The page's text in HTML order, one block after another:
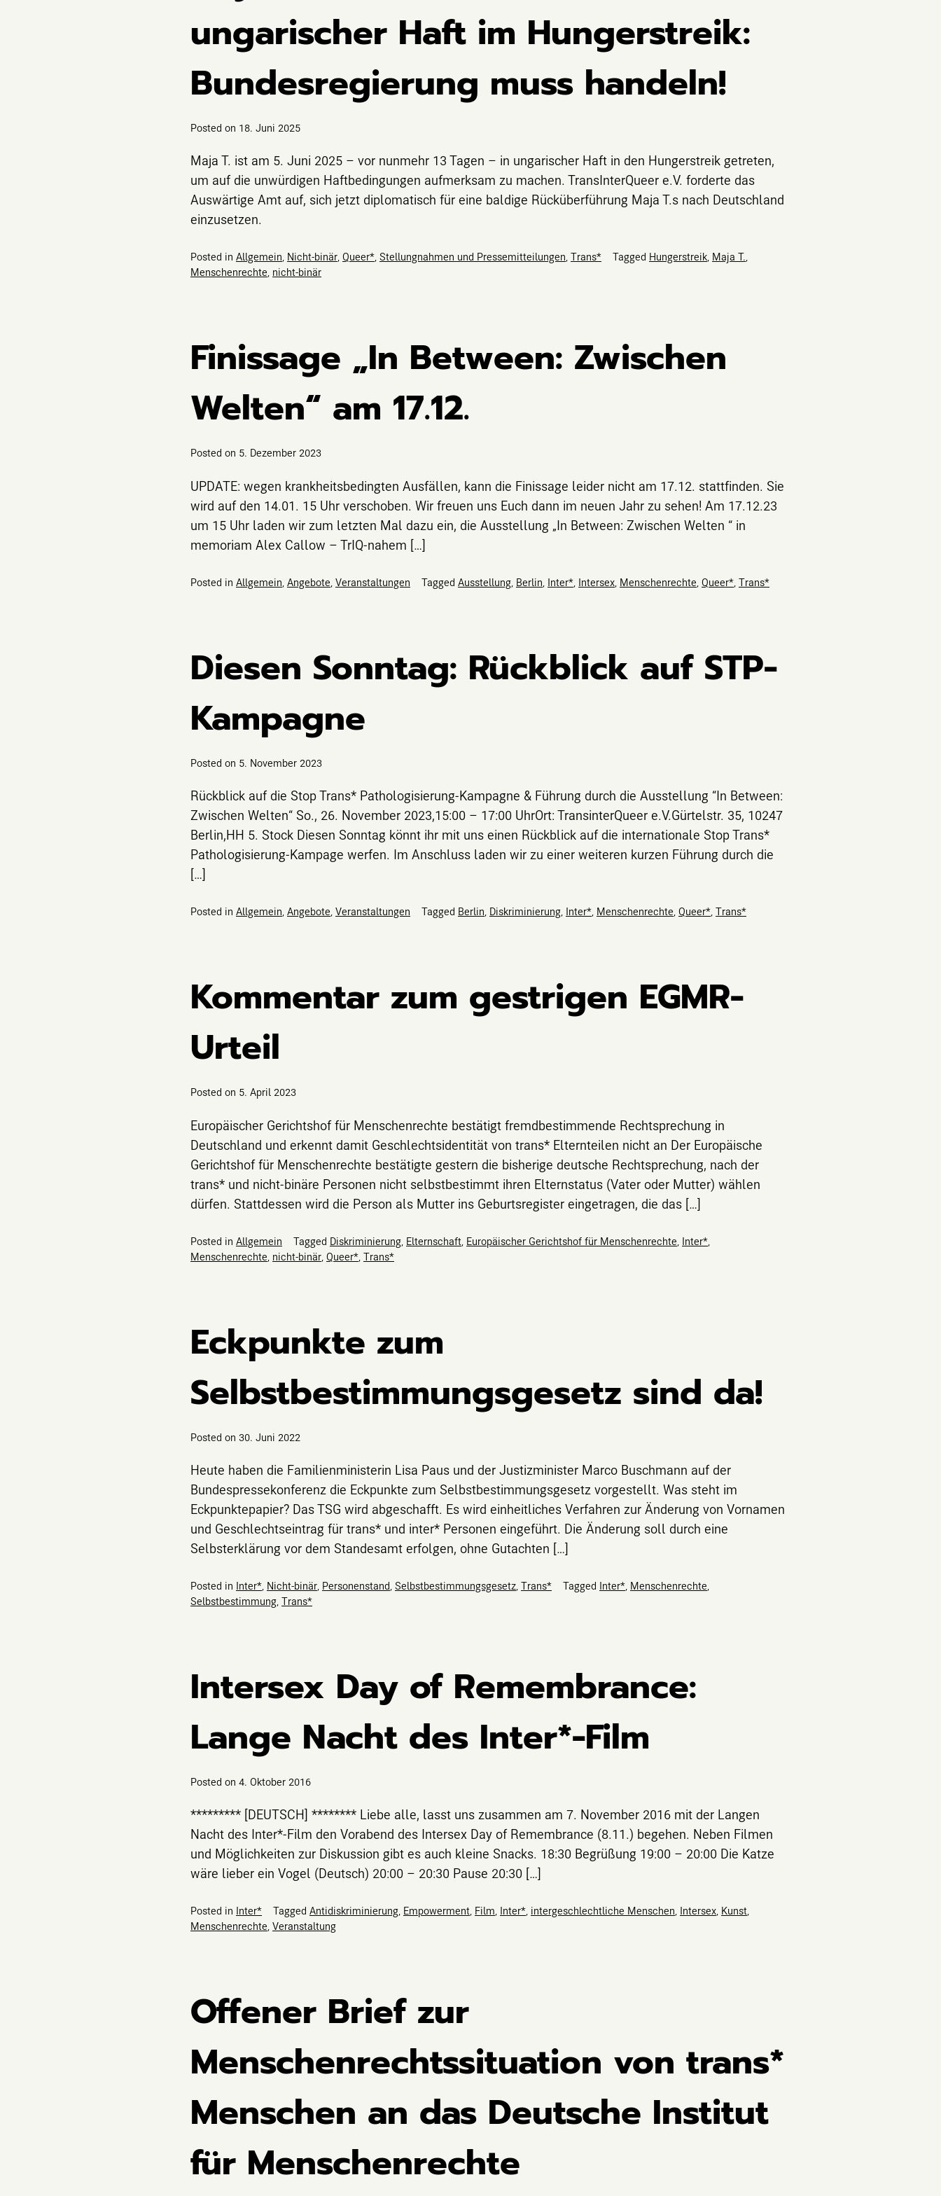
ungarischer Haft im Hungerstreik:
Bundesregierung muss handeln!
Posted on 18. Juni 2025
Maja T. ist am 5. Juni 2025 – vor nunmehr 13 Tagen – in ungarischer Haft in den Hungerstreik getreten,
um auf die unwürdigen Haftbedingungen aufmerksam zu machen. TransInterQueer e.V. forderte das
Auswärtige Amt auf, sich jetzt diplomatisch für eine baldige Rücküberführung Maja T.s nach Deutschland
einzusetzen.
Posted in Allgemein, Nicht-binär, Queer*, Stellungnahmen und Pressemitteilungen, Trans* Tagged Hungerstreik, Maja T.,
Menschenrechte, nicht-binär
Finissage „In Between: Zwischen
Welten“ am 17.12.
Posted on 5. Dezember 2023
UPDATE: wegen krankheitsbedingten Ausfällen, kann die Finissage leider nicht am 17.12. stattfinden. Sie
wird auf den 14.01. 15 Uhr verschoben. Wir freuen uns Euch dann im neuen Jahr zu sehen! Am 17.12.23
um 15 Uhr laden wir zum letzten Mal dazu ein, die Ausstellung „In Between: Zwischen Welten “ in
memoriam Alex Callow – TrIQ-nahem […]
Posted in Allgemein Angebote Veranstaltungen Tagged Ausstellung Berlin Inter* Intersex Menschenrechte Queer* Trans*
Diesen Sonntag: Rückblick auf STP-
Kampagne
Posted on 5. November 2023
Rückblick auf die Stop Trans* Pathologisierung-Kampagne & Führung durch die Ausstellung “In Between:
Zwischen Welten“ So., 26. November 2023,15:00 – 17:00 UhrOrt: TransinterQueer e.V.Gürtelstr. 35, 10247
Berlin,HH 5. Stock Diesen Sonntag könnt ihr mit uns einen Rückblick auf die internationale Stop Trans*
Pathologisierung-Kampage werfen. Im Anschluss laden wir zu einer weiteren kurzen Führung durch die
[…]
Posted in Allgemein, Angebote, Veranstaltungen Tagged Berlin, Diskriminierung, Inter*, Menschenrechte, Queer*, Trans*
Kommentar zum gestrigen EGMR-
Urteil
Posted on 5. April 2023
Europäischer Gerichtshof für Menschenrechte bestätigt fremdbestimmende Rechtsprechung in
Deutschland und erkennt damit Geschlechtsidentität von trans* Elternteilen nicht an Der Europäische
Gerichtshof für Menschenrechte bestätigte gestern die bisherige deutsche Rechtsprechung, nach der
trans* und nicht-binäre Personen nicht selbstbestimmt ihren Elternstatus (Vater oder Mutter) wählen
dürfen. Stattdessen wird die Person als Mutter ins Geburtsregister eingetragen, die das […]
Posted in Allgemein Tagged Diskriminierung Elternschaft Europäischer Gerichtshof für Menschenrechte Inter*
Menschenrechte nicht-binär Queer* Trans*
Eckpunkte zum
Selbstbestimmungsgesetz sind da!
Posted on 30. Juni 2022
Heute haben die Familienministerin Lisa Paus und der Justizminister Marco Buschmann auf der
Bundespressekonferenz die Eckpunkte zum Selbstbestimmungsgesetz vorgestellt. Was steht im
Eckpunktepapier? Das TSG wird abgeschafft. Es wird einheitliches Verfahren zur Änderung von Vornamen
und Geschlechtseintrag für trans* und inter* Personen eingeführt. Die Änderung soll durch eine
Selbsterklärung vor dem Standesamt erfolgen, ohne Gutachten […]
Posted in Inter* Nicht-binär Personenstand Selbstbestimmungsgesetz Trans* Tagged Inter* Menschenrechte
Selbstbestimmung Trans*
Intersex Day of Remembrance:
Lange Nacht des Inter*-Film
Posted on 4. Oktober 2016
********* [DEUTSCH] ******** Liebe alle, lasst uns zusammen am 7. November 2016 mit der Langen
Nacht des Inter*-Film den Vorabend des Intersex Day of Remembrance (8.11.) begehen. Neben Filmen
und Möglichkeiten zur Diskussion gibt es auch kleine Snacks. 18:30 Begrüßung 19:00 – 20:00 Die Katze
wäre lieber ein Vogel (Deutsch) 20:00 – 20:30 Pause 20:30 […]
Posted in Inter* Tagged Antidiskriminierung, Empowerment, Film, Inter*, intergeschlechtliche Menschen, Intersex, Kunst,
Menschenrechte, Veranstaltung
Offener Brief zur
Menschenrechtssituation von trans*
Menschen an das Deutsche Institut
für Menschenrechte